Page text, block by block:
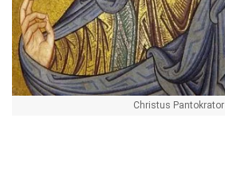
Christus Pantokrator